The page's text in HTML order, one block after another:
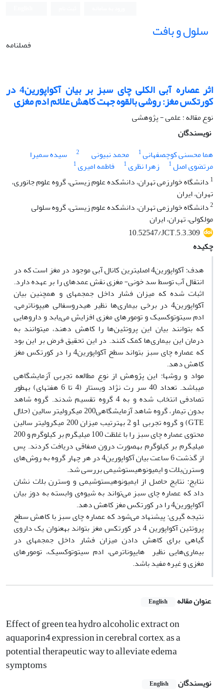
سلول و بافت
فصلنامه
اثر عصاره آبی الکلی چای سبز بر بیان آکواپورین4 در
کورتکس مغز: روشی بالقوه جهت کاهش علائم ادم مغزی
نوع مقاله : علمی - پژوهشی
نویسندگان
هما محسنی کوچصفهانی1 محمد نبیونی 2
سیده سمیرا
مرتضوی اصل1 زهرا نظری1 فاطمه امیری1
1 دانشگاه خوارزمی تهران، دانشکده علوم زیستی، گروه علوم جانوری،
تهران، ایران
2دانشگاه خوارزمی تهران، دانشکده علوم زیستی، گروه سلولی
مولکولی، تهران، ایران
10.52547/JCT.5.3.309
چکیده
هدف: آکواپورین4 اصلی‏ترین کانال آبی موجود در مغز است که در
انتقال آب توسط سد خونی- مغزی نقش عمده‏ای را بر عهده دارد.
اثبات شده که میزان فشار داخل جمجمه‏ای و همچنین بیان
آکواپورین4 در برخی بیماری‌ها نظیر هیدروسفالی هیپوناترمی،
ادم سیتوتوکسیک و تومورهای مغزی افزایش می‌یابد و داروهایی
که بتوانند بیان این پروتئین‌ها را کاهش دهند، می‏توانند به
درمان این بیماری‌ها کمک کنند. در این تحقیق فرض بر این بود
که عصاره چای سبز بتواند سطح آکواپورین4 را در کورتکس مغز
کاهش دهد.
مواد و روش‏ها: این پژوهش از نوع مطالعه تجربی آزمایشگاهی
می‏باشد. تعداد 40 سر رت نژاد ویستار (4 تا 6 هفته‏ای) به‏طور
تصادفی انتخاب شده و به 4 گروه تقسیم شدند. گروه شاهد
بدون تیمار، گروه شاهد آزمایشگاهی200 میکرولیتر سالین (حلال
GTE) و گروه تجربی 1و 2 به‏ترتیب میزان 200 میکرولیتر سالین
محتوی عصاره چای سبز را با غلظت 100 میلی‏گرم بر کیلوگرم و 200
میلی‏گرم بر کیلوگرم به‏صورت درون صفاقی دریافت کردند. پس
از گذشت 6 ساعت بیان آکواپورین4 در هر چهار گروه به روش‌های
وسترن‌بلات و ایمیونوهیستوشیمی بررسی شد.
نتایج: نتایج حاصل از ایمیونوهیستوشیمی و وسترن بلات نشان
داد که عصاره چای سبز می‌تواند به شیوه‌ی وابسته به دوز بیان
آکواپورین4 را در کورتکس مغز کاهش دهد.
نتیجه گیری: پیشنهاد می‌شود که عصاره چای سبز با کاهش سطح
پروتئین‌ آکواپورین 4 در کورتکس مغز بتواند به‏عنوان یک داروی
گیاهی برای کاهش دادن میزان فشار داخل جمجمه‏ای در
بیماری‌هایی نظیر هایپوناترمی، ادم سیتوتوکسیک، تومورهای
مغزی و غیره مفید باشد.
عنوان مقاله English
Effect of green tea hydro alcoholic extract on
aquaporin4 expression in cerebral cortex, as a
potential therapeutic way to alleviate edema
symptoms
نویسندگان English